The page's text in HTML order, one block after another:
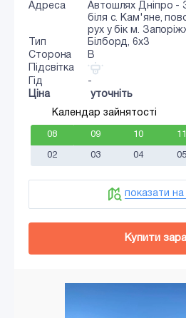
Адреса
Автошлях Дніпро -
біля с. Кам'яне,
рух у бік м.
Тип
Білборд, 6х3
Сторона
B
Підсвітка
Гід
-
Ціна
уточніть
Календар зайнятості
08 09 10 11
02 03 04 05
показати на
Купити